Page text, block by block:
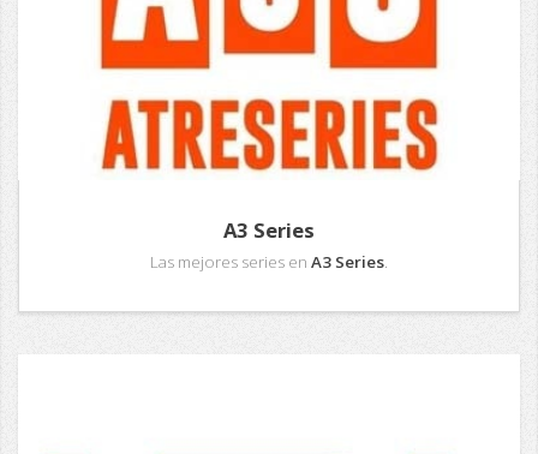
A3 Series
Las mejores series en A3 Series.